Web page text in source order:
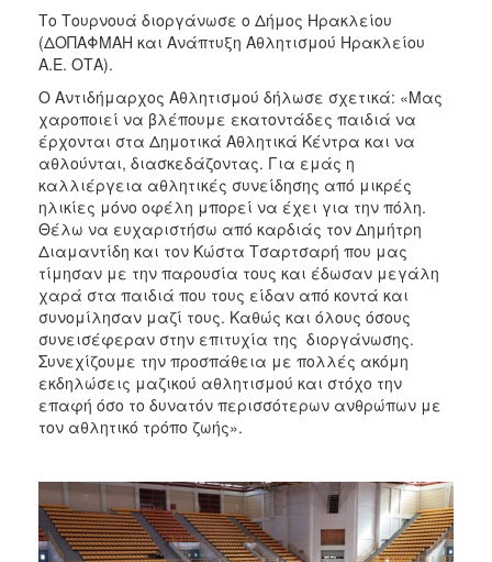
Το Τουρνουά διοργάνωσε ο Δήμος Ηρακλείου
(ΔΟΠΑΦΜΑΗ και Ανάπτυξη Αθλητισμού Ηρακλείου
Α.Ε. ΟΤΑ).
Ο Αντιδήμαρχος Αθλητισμού δήλωσε σχετικά: «Μας
χαροποιεί να βλέπουμε εκατοντάδες παιδιά να
έρχονται στα Δημοτικά Αθλητικά Κέντρα και να
αθλούνται, διασκεδάζοντας. Για εμάς η
καλλιέργεια αθλητικές συνείδησης από μικρές
ηλικίες μόνο οφέλη μπορεί να έχει για την πόλη.
Θέλω να ευχαριστήσω από καρδιάς τον Δημήτρη
Διαμαντίδη και τον Κώστα Τσαρτσαρή που μας
τίμησαν με την παρουσία τους και έδωσαν μεγάλη
χαρά στα παιδιά που τους είδαν από κοντά και
συνομίλησαν μαζί τους. Καθώς και όλους όσους
συνεισέφεραν στην επιτυχία της διοργάνωσης.
Συνεχίζουμε την προσπάθεια με πολλές ακόμη
εκδηλώσεις μαζικού αθλητισμού και στόχο την
επαφή όσο το δυνατόν περισσότερων ανθρώπων με
τον αθλητικό τρόπο ζωής».